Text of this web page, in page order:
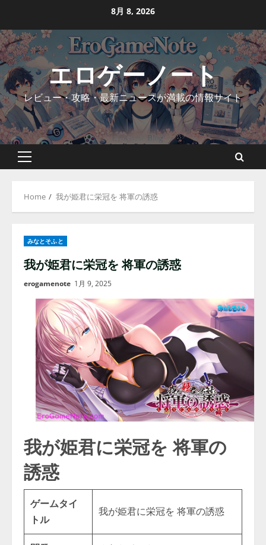
content
8月 8, 2026
エロゲーノート
レビュー・攻略・最新ニュースが満載の情報サイト
Primary
Home 我が姫君に栄冠を 将軍の誘惑
みなとそふと
我が姫君に栄冠を 将軍の誘惑
erogamenote 1月 9, 2025
我が姫君に栄冠を 将軍の
誘惑
ゲームタイ
トル
我が姫君に栄冠を 将軍の誘惑